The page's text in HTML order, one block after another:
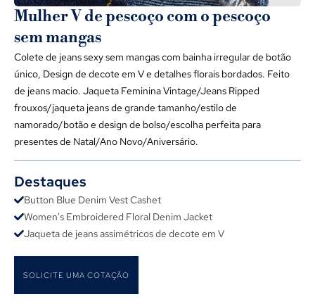
Mulher V de pescoço com o pescoço
sem mangas
Colete de jeans sexy sem mangas com bainha irregular de botão
único, Design de decote em V e detalhes florais bordados. Feito
de jeans macio. Jaqueta Feminina Vintage/Jeans Ripped
frouxos/jaqueta jeans de grande tamanho/estilo de
namorado/botão e design de bolso/escolha perfeita para
presentes de Natal/Ano Novo/Aniversário.
Destaques
Button Blue Denim Vest Cashet
Women's Embroidered Floral Denim Jacket
Jaqueta de jeans assimétricos de decote em V
SOLICITE UMA COTAÇÃO